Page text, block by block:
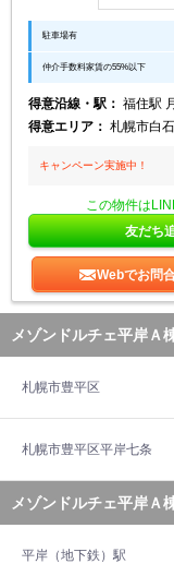
駐車場有
仲介手数料家賃の55%以下
得意沿線・駅： 福住駅
得意エリア： 札幌市白
キャンペーン実施中！
この物件は
友だち
Webでお問
メゾンドルチェ平岸Ａ
札幌市豊平区
札幌市豊平区平岸七条
メゾンドルチェ平岸Ａ
平岸（地下鉄）駅